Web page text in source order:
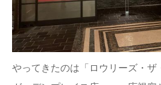
やってきたのは「ロウリーズ・